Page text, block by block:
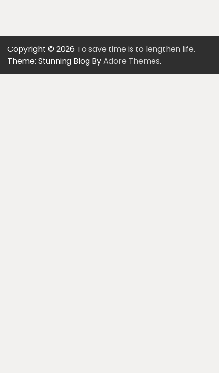
Copyright © 2026 To save time is to lengthen life.
Theme: Stunning Blog ByAdore Themes.